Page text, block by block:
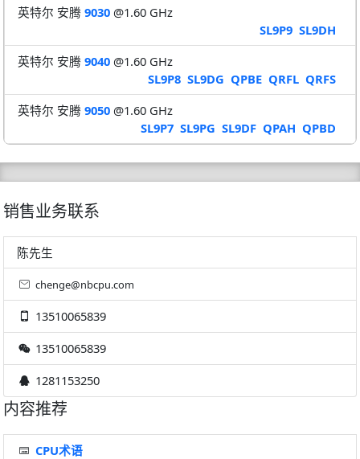
英特尔 安腾9030 @1.60 GHz
SL9P9 SL9DH
英特尔 安腾9040 @1.60 GHz
SL9P8 SL9DG QPBE QRFL QRFS
英特尔 安腾9050 @1.60 GHz
SL9P7 SL9PG SL9DF QPAH QPBD
销售业务联系
陈先生
chenge@nbcpu.com
13510065839
13510065839
1281153250
内容推荐
CPU术语